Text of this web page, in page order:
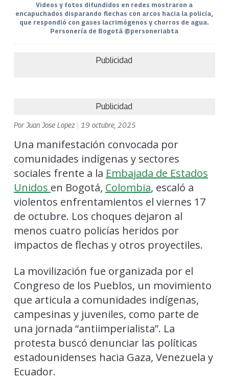
Videos y fotos difundidos en redes mostraron a
encapuchados disparando flechas con arcos hacia la policía,
que respondió con gases lacrimógenos y chorros de agua.
Personería de Bogotá @personeriabta
Publicidad
Publicidad
Por Juan Jose Lopez 19 octubre, 2025
Una manifestación convocada por
comunidades indígenas y sectores
sociales frente a la Embajada de Estados
Unidos en Bogotá, Colombia, escaló a
violentos enfrentamientos el viernes 17
de octubre. Los choques dejaron al
menos cuatro policías heridos por
impactos de flechas y otros proyectiles.
La movilización fue organizada por el
Congreso de los Pueblos, un movimiento
que articula a comunidades indígenas,
campesinas y juveniles, como parte de
una jornada “antiimperialista”. La
protesta buscó denunciar las políticas
estadounidenses hacia Gaza, Venezuela y
Ecuador.